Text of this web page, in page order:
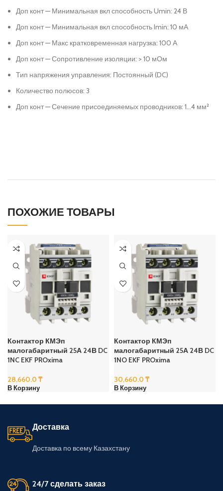
Доп конт — Минимальная вкл способность Umin: 24 В
Доп конт — Минимальная вкл способность Imin: 10 мА
Доп конт — Макс кратковременная нагрузка: 100 А
Доп конт — Сопротивление изоляции: > 10 мОм
Тип напряжения управления: Постоянный (DC)
Количество полюсов: 3
Доп конт — Сечение присоединяемых проводников: 1…4 мм²
ПОХОЖИЕ ТОВАРЫ
Контактор КМЭп
малогабаритный 25А 24В DC
1NC EKF PROxima
28,660.0 ₸
В Корзину
Контактор КМЭп
малогабаритный 25А 24В DC
1NO EKF PROxima
30,660.0 ₸
В Корзину
Доставка
Доставка по всему Казахстану
24/7 сделать заказ